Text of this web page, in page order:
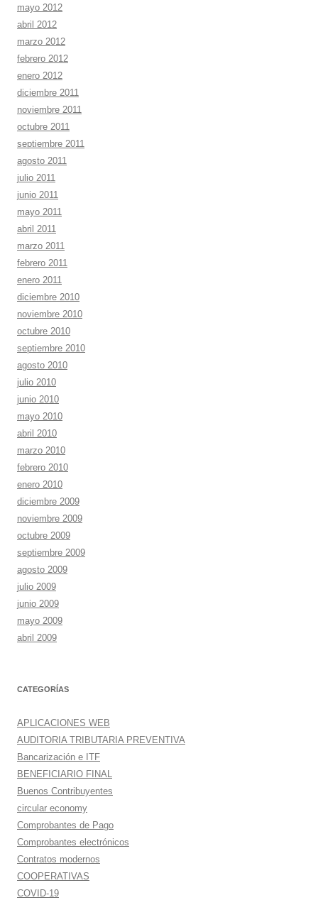
mayo 2012
abril 2012
marzo 2012
febrero 2012
enero 2012
diciembre 2011
noviembre 2011
octubre 2011
septiembre 2011
agosto 2011
julio 2011
junio 2011
mayo 2011
abril 2011
marzo 2011
febrero 2011
enero 2011
diciembre 2010
noviembre 2010
octubre 2010
septiembre 2010
agosto 2010
julio 2010
junio 2010
mayo 2010
abril 2010
marzo 2010
febrero 2010
enero 2010
diciembre 2009
noviembre 2009
octubre 2009
septiembre 2009
agosto 2009
julio 2009
junio 2009
mayo 2009
abril 2009
CATEGORÍAS
APLICACIONES WEB
AUDITORIA TRIBUTARIA PREVENTIVA
Bancarización e ITF
BENEFICIARIO FINAL
Buenos Contribuyentes
circular economy
Comprobantes de Pago
Comprobantes electrónicos
Contratos modernos
COOPERATIVAS
COVID-19